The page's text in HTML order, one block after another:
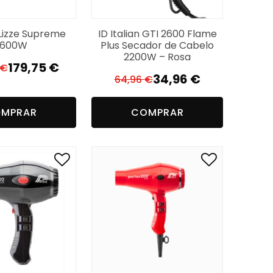
Supreme
O
era:
179,75€
O
é:
ID Italian GTI 2600 Flame
Plus Secador de Cabelo
2200W – Rosa
64,96€ O
preço
original
era:
34,96 €
O
preço
atual
é:
COMPRAR